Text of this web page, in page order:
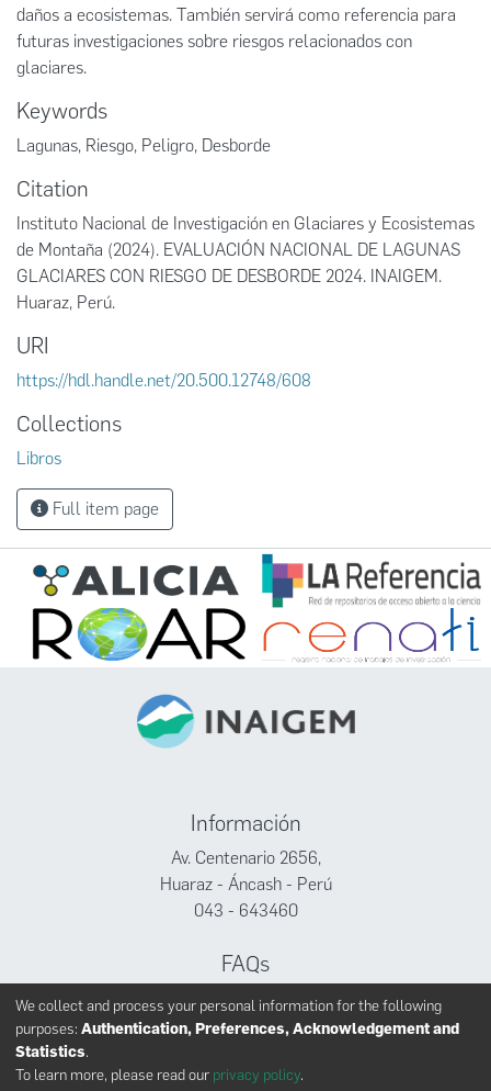
daños a ecosistemas. También servirá como referencia para
futuras investigaciones sobre riesgos relacionados con
glaciares.
Keywords
Lagunas, Riesgo, Peligro, Desborde
Citation
Instituto Nacional de Investigación en Glaciares y Ecosistemas
de Montaña (2024). EVALUACIÓN NACIONAL DE LAGUNAS
GLACIARES CON RIESGO DE DESBORDE 2024. INAIGEM.
Huaraz, Perú.
URI
https://hdl.handle.net/20.500.12748/608
Collections
Libros
Full item page
Información
Av. Centenario 2656,
Huaraz - Áncash - Perú
043 - 643460
FAQs
Facebook
Twitter
We collect and process your personal information for the following
purposes: Authentication, Preferences, Acknowledgement and
Statistics.
To learn more, please read our privacy policy.